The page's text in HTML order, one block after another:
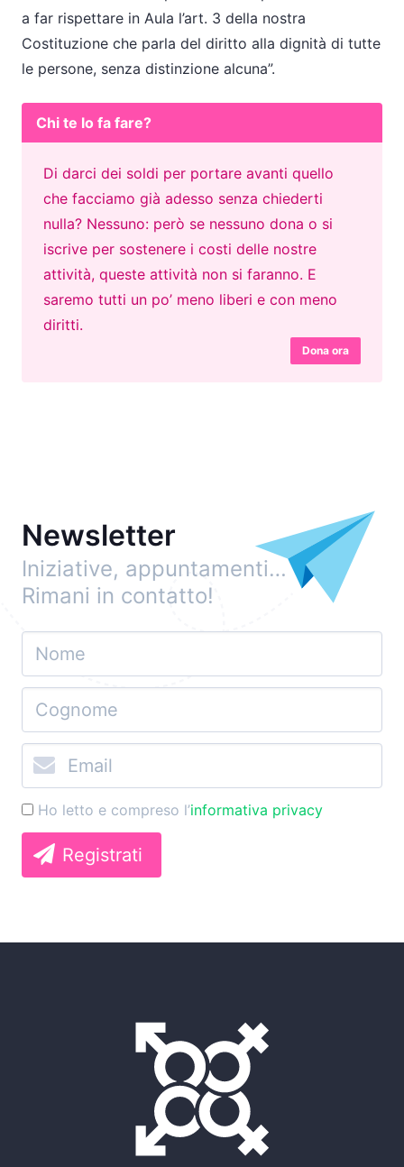
a far rispettare in Aula l’art. 3 della nostra
Costituzione che parla del diritto alla dignità di tutte
le persone, senza distinzione alcuna”.
Chi te lo fa fare?
Di darci dei soldi per portare avanti quello
che facciamo già adesso senza chiederti
nulla? Nessuno: però se nessuno dona o si
iscrive per sostenere i costi delle nostre
attività, queste attività non si faranno. E
saremo tutti un po’ meno liberi e con meno
diritti.
Dona ora
Newsletter
Iniziative, appuntamenti…
Rimani in contatto!
Ho letto e compreso l’informativa privacy
Registrati